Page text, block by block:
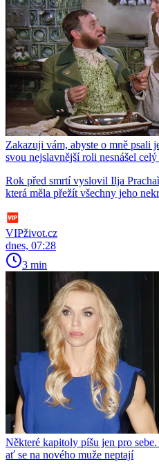
Zakazuji vám, abyste o mně psali
svou nejslavnější roli nesnášel
Rok před smrtí vyslovil Ilja
která měla přežít všechny jeho
VIPživot.cz
dnes, 07:28
3 min
Některé kapitoly píšu jen pro
ať se na nového muže neptají